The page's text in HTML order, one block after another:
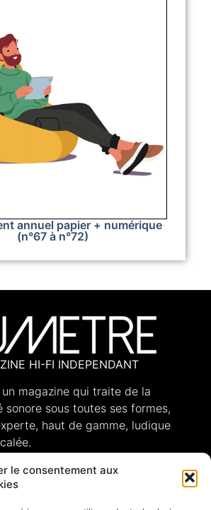
le consentement aux
annuel papier + numérique
(n°67 à n°72)
HI-FI INDEPENDANT
magazine qui traite de la
sous toutes ses formes,
haut de gamme, ludique